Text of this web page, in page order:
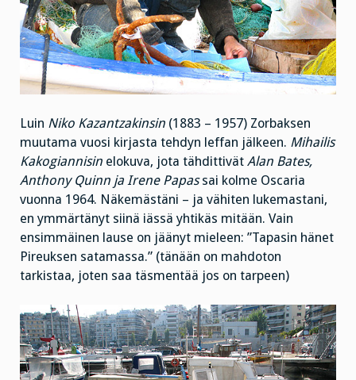
Luin Niko Kazantzakinsin (1883 – 1957) Zorbaksen
muutama vuosi kirjasta tehdyn leffan jälkeen. Mihailis
Kakogiannisin elokuva, jota tähdittivät Alan Bates,
Anthony Quinn ja Irene Papassai kolme Oscaria
vuonna 1964. Näkemästäni – ja vähiten lukemastani,
en ymmärtänyt siinä iässä yhtikäs mitään. Vain
ensimmäinen lause on jäänyt mieleen: ”Tapasin hänet
Pireuksen satamassa.” (tänään on mahdoton
tarkistaa, joten saa täsmentää jos on tarpeen)